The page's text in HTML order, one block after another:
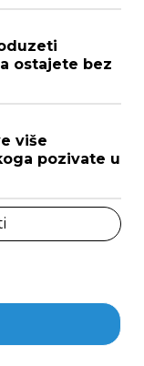
ostajete bez
više
pozivate u